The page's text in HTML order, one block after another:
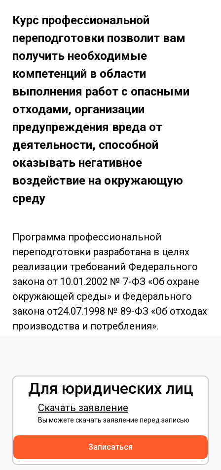
Курс профессиональной
переподготовки позволит вам
получить необходимые
компетенций в области
выполнения работ с опасными
отходами, организации
предупреждения вреда от
деятельности, способной
оказывать негативное
воздействие на окружающую
среду
Программа профессиональной
переподготовки разработана в целях
реализации требований Федерального
закона от 10.01.2002 № 7-ФЗ «Об охране
окружающей среды» и Федерального
закона от24.07.1998 № 89-ФЗ «Об отходах
производства и потребления».
Для юридических лиц
Скачать заявление
Вы можете скачать заявление перед записью
Записаться